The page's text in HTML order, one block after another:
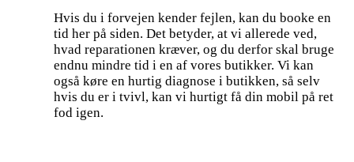
Hvis du i forvejen kender fejlen, kan du booke en
tid her på siden. Det betyder, at vi allerede ved,
hvad reparationen kræver, og du derfor skal bruge
endnu mindre tid i en af vores butikker. Vi kan
også køre en hurtig diagnose i butikken, så selv
hvis du er i tvivl, kan vi hurtigt få din mobil på ret
fod igen.